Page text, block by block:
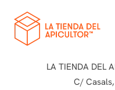
LA TIENDA DEL
C/